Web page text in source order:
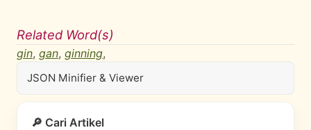
Related Word(s)
gin, gan, ginning,
JSON Minifier & Viewer
🔎 Cari Artikel